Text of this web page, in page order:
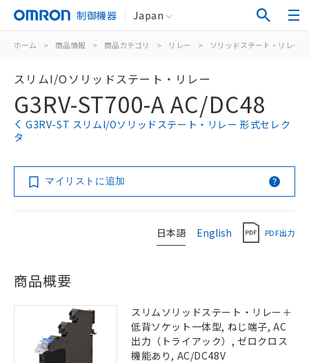
制御機器 Japan
ホーム > 商品情報 > 商品カテゴリ > リレー > ソリッドステート・リレー
スリムI/Oソリッドステート・リレー
G3RV-ST700-A AC/DC48
G3RV-ST スリムI/Oソリッドステート・リレー 形式セレク
タ
マイリストに追加
日本語 English PDF出力
商品概要
スリムソリッドステート・リレー＋
低背ソケット一体型, ねじ端子, AC
出力（トライアック）, ゼロクロス
機能あり, AC/DC48V